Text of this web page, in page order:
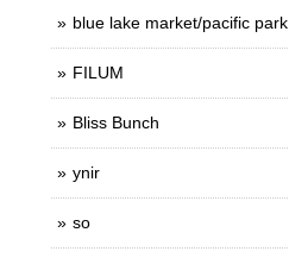
blue lake market/pacific park
FILUM
Bliss Bunch
ynir
so